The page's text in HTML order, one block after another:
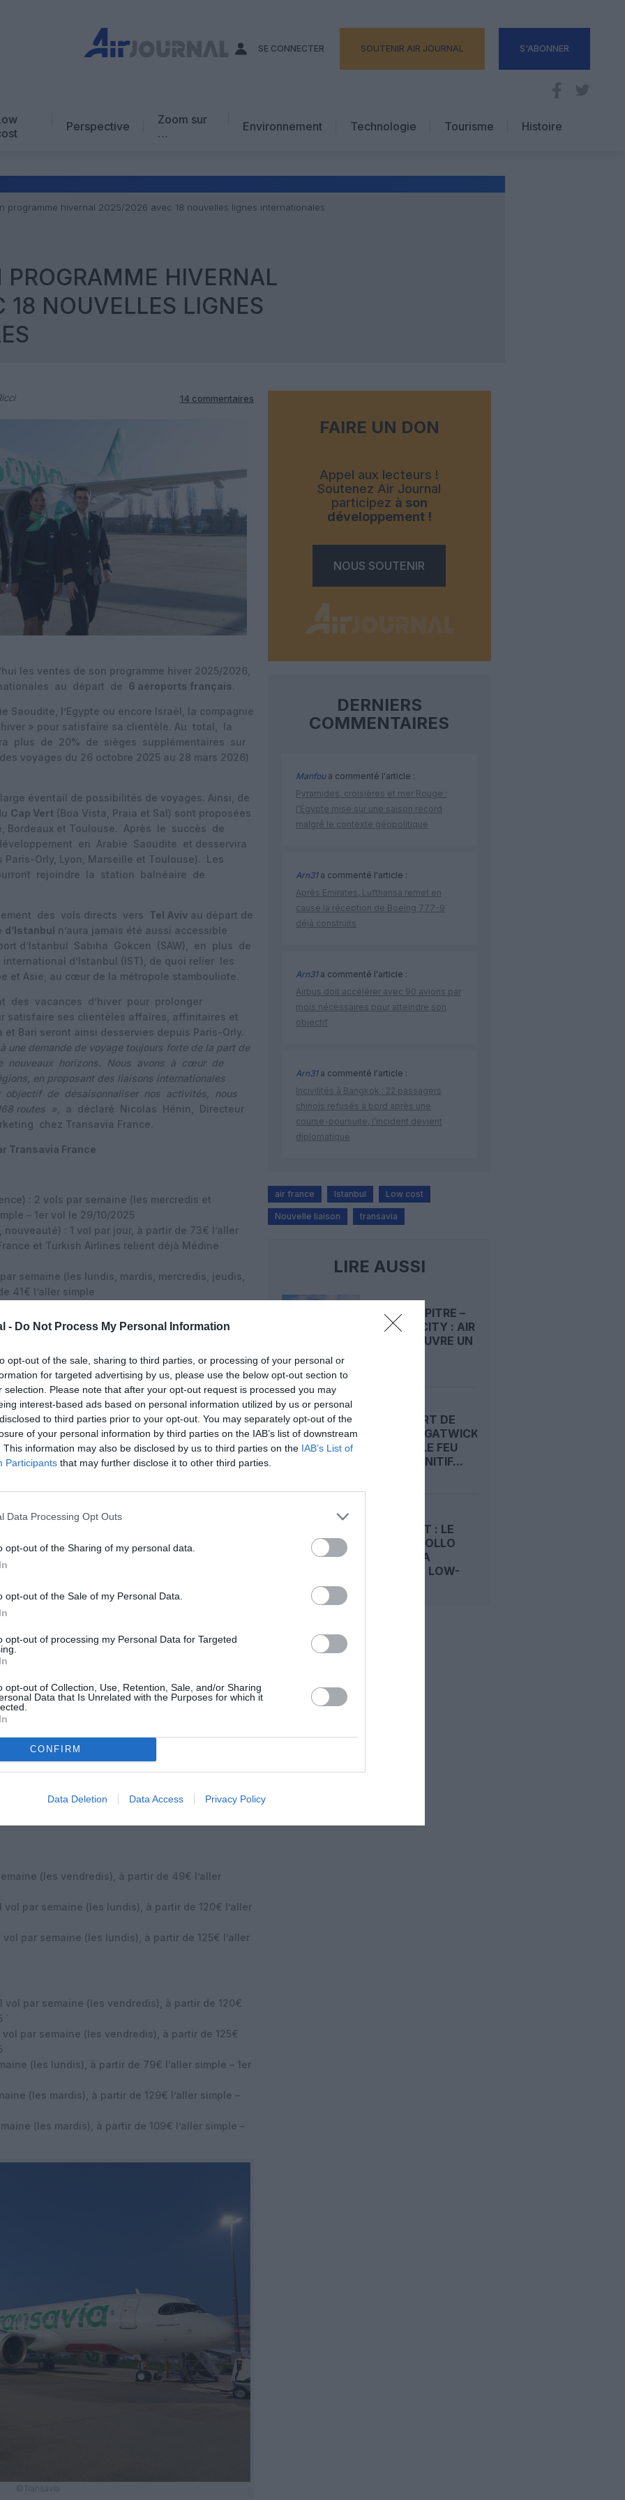
- Do Not Process My Personal Information
opt-out of the sale, sharing to third parties, or processing of your personal or
for targeted advertising by us, please use the below opt-out section to
selection. Please note that after your opt-out request is processed you may
interest-based ads based on personal information utilized by us or personal
to third parties prior to your opt-out. You may separately opt-out of the
of your personal information by third parties on the IAB’s list of downstream
This information may also be disclosed by us to third parties on the IAB’s List of
Participants that may further disclose it to other third parties.
Data Processing Opt Outs
opt-out of the Sharing of my personal data.
opt-out of the Sale of my Personal Data.
opt-out of processing my Personal Data for Targeted
opt-out of Collection, Use, Retention, Sale, and/or Sharing
Data that Is Unrelated with the Purposes for which it
CONFIRM
Data Deletion Data Access Privacy Policy
SE CONNECTER SOUTENIR AIR JOURNAL S'ABONNER
Perspective
Zoom sur
…
Avis d’expert
Environnement Technologie
Tourisme
Hôtellerie
Histoire
programme hivernal 2025/2026 avec 18 nouvelles lignes internationales
HIVERNAL
NOUVELLES LIGNES
14 commentaires
les ventes de son programme hiver 2025/2026,
au départ de 6 aéroports français.
Saoudite, l’Egypte ou encore Israël, la compagnie
» pour satisfaire sa clientèle. Au total, la
plus de 20% de sièges supplémentaires sur
voyages du 26 octobre 2025 au 28 mars 2026)
éventail de possibilités de voyages. Ainsi, de
Cap Vert (Boa Vista, Praia et Sal) sont proposées
Bordeaux et Toulouse. Après le succès de
en Arabie Saoudite et desservira
Paris-Orly, Lyon, Marseille et Toulouse). Les
rejoindre la station balnéaire de
des vols directs vers Tel Aviv au départ de
d’Istanbul n’aura jamais été aussi accessible
d’Istanbul Sabiha Gokcen (SAW), en plus de
d’Istanbul (IST), de quoi relier les
et Asie, au cœur de la métropole stambouliote.
des vacances d’hiver pour prolonger
satisfaire ses clientèles affaires, affinitaires et
et Bari seront ainsi desservies depuis Paris-Orly.
une demande de voyage toujours forte de la part de
nouveaux horizons. Nous avons à cœur de
en proposant des liaisons internationales
objectif de désaisonnaliser nos activités, nous
routes »,
a déclaré Nicolas Hénin, Directeur
chez Transavia France.
Transavia France
: 2 vols par semaine (les mercredis et
– 1er vol le 29/10/2025
: 1 vol par jour, à partir de 73€ l’aller
et Turkish Airlines relient déjà Médine
semaine (les lundis, mardis, mercredis, jeudis,
41€ l’aller simple
semaine (les lundis, jeudis, vendredis et
(les lundis, jeudis et dimanches), à partir de
(les lundis, jeudis, vendredis et dimanches), à
vol par semaine (les lundis), à partir de 120€ l’aller
par semaine (les lundis), à partir de 125€ l’aller
semaine (les dimanches), à partir de 120€
(les dimanches), à partir de 119€ l’aller simple
vol par semaine (les dimanches), à partir de 125€
(les jeudis), à partir de 129€ l’aller simple –
(les jeudis), à partir de 109€ l’aller simple – 1er
(les mardis et dimanches), à partir de 79€
semaine (les samedis), à partir de 120€ l’aller
(les vendredis), à partir de 59€ l’aller
par semaine (les vendredis), à partir de 55€
(les vendredis), à partir de 49€ l’aller
vol par semaine (les lundis), à partir de 120€ l’aller
par semaine (les lundis), à partir de 125€ l’aller
vol par semaine (les vendredis), à partir de 120€
`
vol par semaine (les vendredis), à partir de 125€
(les lundis), à partir de 79€ l’aller simple – 1er
(les mardis), à partir de 129€ l’aller simple –
(les mardis), à partir de 109€ l’aller simple –
©Transavia
FAIRE UN DON
Appel aux lecteurs !
Soutenez Air Journal
participez à son
développement !
NOUS SOUTENIR
DERNIERS
COMMENTAIRES
Manfoua commenté l'article :
Pyramides, croisières et mer Rouge :
l’Égypte mise sur une saison record
malgré le contexte géopolitique
Arn31a commenté l'article :
Après Emirates, Lufthansa remet en
cause la réception de Boeing 777-9
déjà construits
Arn31a commenté l'article :
Airbus doit accélérer avec 90 avions par
mois nécessaires pour atteindre son
objectif
Arn31a commenté l'article :
Incivilités à Bangkok : 22 passagers
chinois refusés à bord après une
course-poursuite, l’incident devient
diplomatique
air france Istanbul Low cost
Nouvelle liaison transavia
LIRE AUSSI
POINTE‑À‑PITRE –
PANAMA CITY : AIR
FRANCE OUVRE UN
L’AÉROPORT DE
LONDRES‑GATWICK
OBTIENT LE FEU
VERT DÉFINITIF...
D’EASYJET : LE
FONDS APOLLO
S’OFFRE LA
DEUXIÈME LOW-